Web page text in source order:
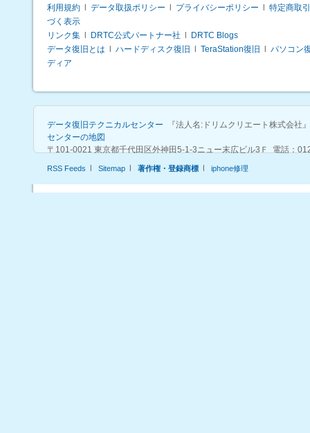
利用規約 データ取扱ポリシー プライバシーポリシー
特定商取
づく表示
リンク集
DRTC公式パートナー社
DRTC Blogs
データ復旧とは
ハードディスク復旧 TeraStation復旧
パソコン
ディア
データ復旧テクニカルセンター 『法人名:ドリムクリエート株式会社
センターの地図
〒101-0021 東京都千代田区外神田5-1-3ニュー末広ビル3Ｆ 電話：
RSS Feeds Sitemap 著作権・登録商標 iphone修理